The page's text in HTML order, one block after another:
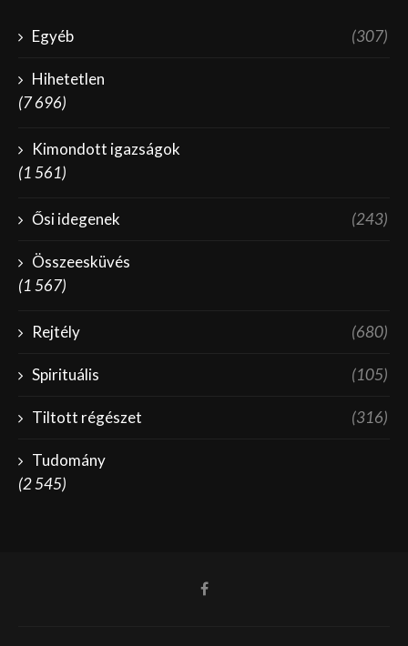
Egyéb (307)
Hihetetlen
(7 696)
Kimondott igazságok
(1 561)
Ősi idegenek (243)
Összeesküvés
(1 567)
Rejtély (680)
Spirituális (105)
Tiltott régészet (316)
Tudomány
(2 545)